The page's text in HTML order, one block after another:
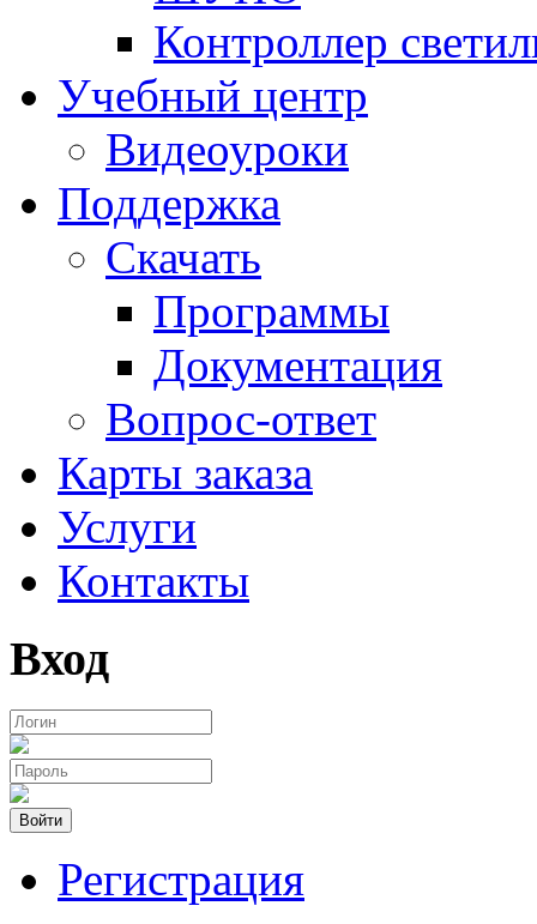
Контроллер
Учебный центр
Видеоуроки
Поддержка
Скачать
Программы
Документация
Вопрос-ответ
Карты заказа
Услуги
Контакты
Вход
Войти
Регистрация